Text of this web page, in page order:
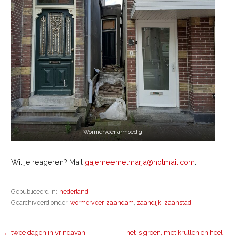
Wormerveer armoedig
Wil je reageren? Mail gajemeemetmarja@hotmail.com
Gepubliceerd in: nederland
Gearchiveerd onder:wormerveer, zaandam zaandijk zaanstad
← twee dagen in vrindavan
het is groen, met krullen en heel